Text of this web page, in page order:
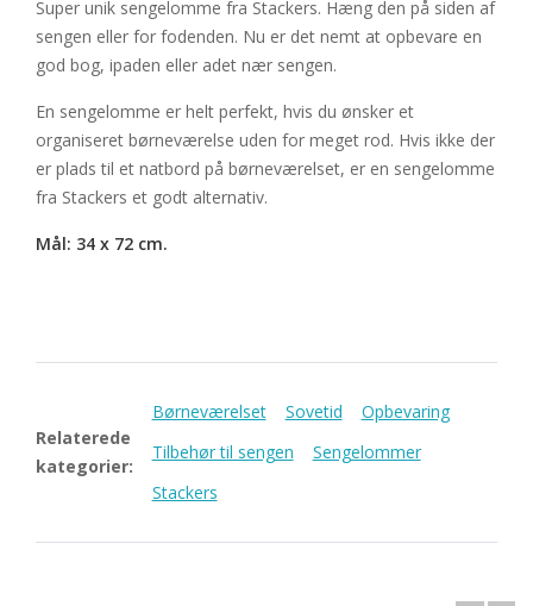
Super unik sengelomme fra Stackers. Hæng den på siden af
sengen eller for fodenden. Nu er det nemt at opbevare en
god bog, ipaden eller adet nær sengen.
En sengelomme er helt perfekt, hvis du ønsker et
organiseret børneværelse uden for meget rod. Hvis ikke der
er plads til et natbord på børneværelset, er en sengelomme
fra Stackers et godt alternativ.
Mål: 34 x 72 cm.
Relaterede
kategorier:
Børneværelset Sovetid
Opbevaring
Tilbehør til sengen
Sengelommer
Stackers